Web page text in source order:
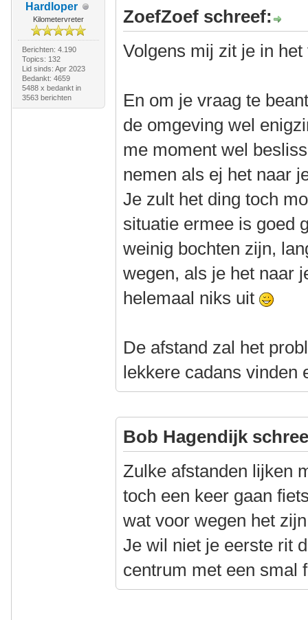
Hardloper
Kilometervreter
Berichten: 4.190
Topics: 132
Lid sinds: Apr 2023
Bedankt: 4659
5488 x bedankt in
3563 berichten
ZoefZoef schreef:
Volgens mij zit je in
En om je vraag te
de omgeving wel
me moment wel
nemen als ej het naar
Je zult het ding toch
situatie ermee is goed
weinig bochten zijn,
wegen, als je het naar
helemaal niks uit
De afstand zal het
lekkere cadans vinden
Bob Hagendijk
Zulke afstanden lijken
toch een keer gaan
wat voor wegen het
Je wil niet je eerste rit
centrum met een smal